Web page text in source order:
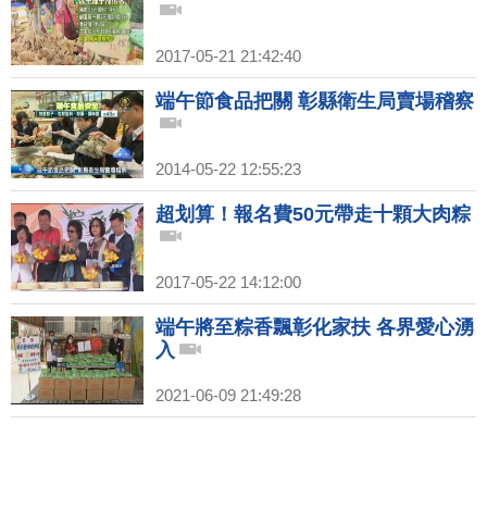
2017-05-21 21:42:40
端午節食品把關 彰縣衛生局賣場稽察
2014-05-22 12:55:23
超划算！報名費50元帶走十顆大肉粽
2017-05-22 14:12:00
端午將至粽香飄彰化家扶 各界愛心湧
入
2021-06-09 21:49:28